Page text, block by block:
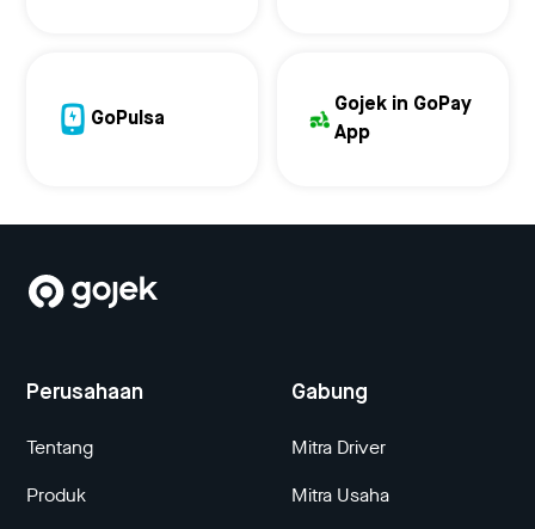
GoPulsa
Gojek in GoPay
App
Perusahaan
Tentang
Produk
Gabung
Mitra Driver
Mitra Usaha